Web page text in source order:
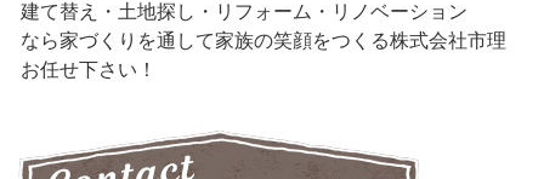
建て替え・土地探し・リフォーム・リノベーション
なら家づくりを通して家族の笑顔をつくる株式会社市理
お任せ下さい！